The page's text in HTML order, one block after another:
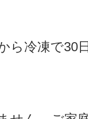
冷凍で30